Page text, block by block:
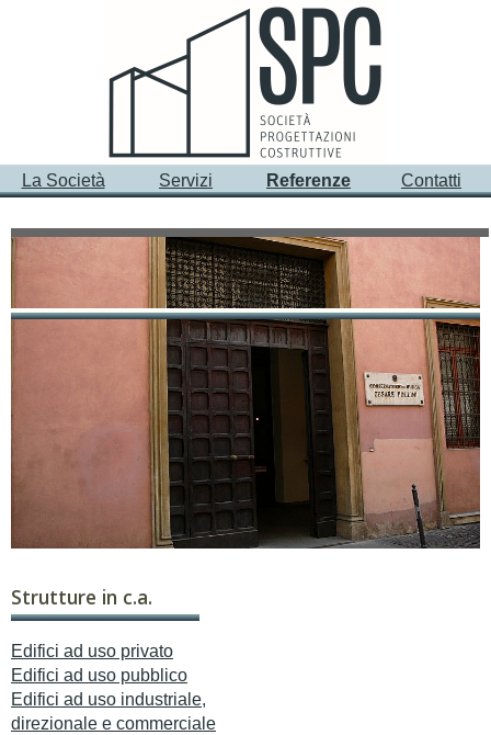
La Società Servizi Referenze Contatti
PRINCIPALI INCARICHI - Restauri e ristrutturazioni
Ristrutturazione Conservatorio “C. Pollini”- Padova
Committente: Provincia di Padova
2000
Restauro ex Convento S. Silvestro
– Vicenza
Appartamenti per studenti – ATER (VI)
Committente: Impresa EUROCOSTRUZIONI
Strutture in c.a.
Edifici ad uso privato
Edifici ad uso pubblico
Edifici ad uso industriale,
direzionale e commerciale